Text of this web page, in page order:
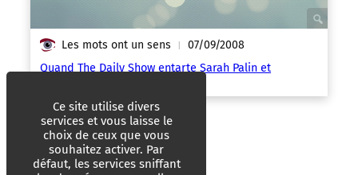
Les mots ont un sens | 07/09/2008
Quand The Daily Show entarte Sarah Palin et
Ce site utilise divers
services et vous laisse le
choix de ceux que vous
souhaitez activer. Par
défaut, les services sniffant